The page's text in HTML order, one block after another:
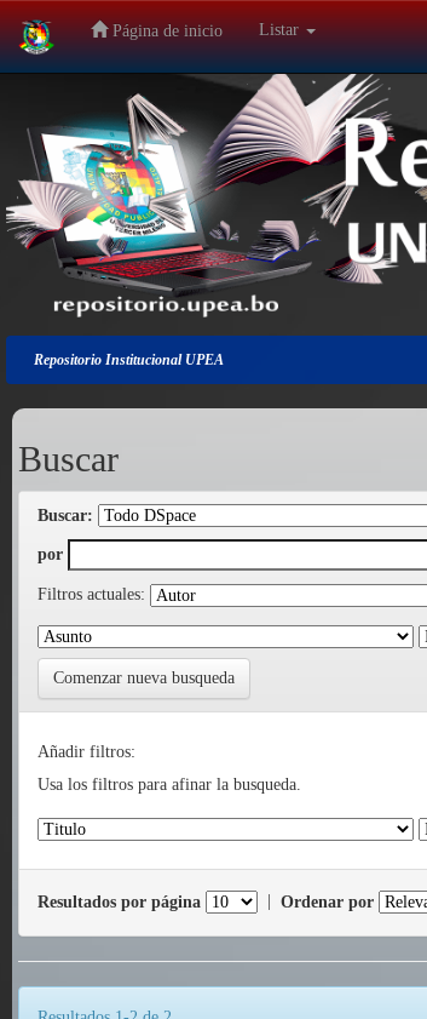
Salir
navegación
Página de inicio Listar
Repositorio Institucional UPEA
Buscar
Buscar:
por
Filtros actuales:
Comenzar nueva busqueda
Añadir filtros:
Usa los filtros para afinar la busqueda.
Resultados por página Ordenar por